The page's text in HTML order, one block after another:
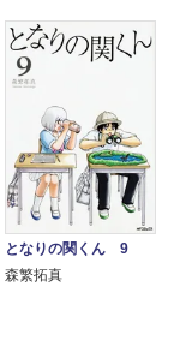
となりの関くん 9
森繁拓真